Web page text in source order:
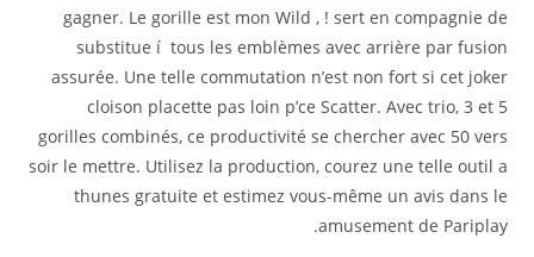
gagner. Le gorille est mon Wild , ! sert en compagnie de
substitue í tous les emblèmes avec arrière par fusion
assurée. Une telle commutation n’est non fort si cet joker
cloison placette pas loin p’ce Scatter. Avec trio, 3 et 5
gorilles combinés, ce productivité se chercher avec 50 vers
soir le mettre. Utilisez la production, courez une telle outil a
thunes gratuite et estimez vous-même un avis dans le
amusement de Pariplay.